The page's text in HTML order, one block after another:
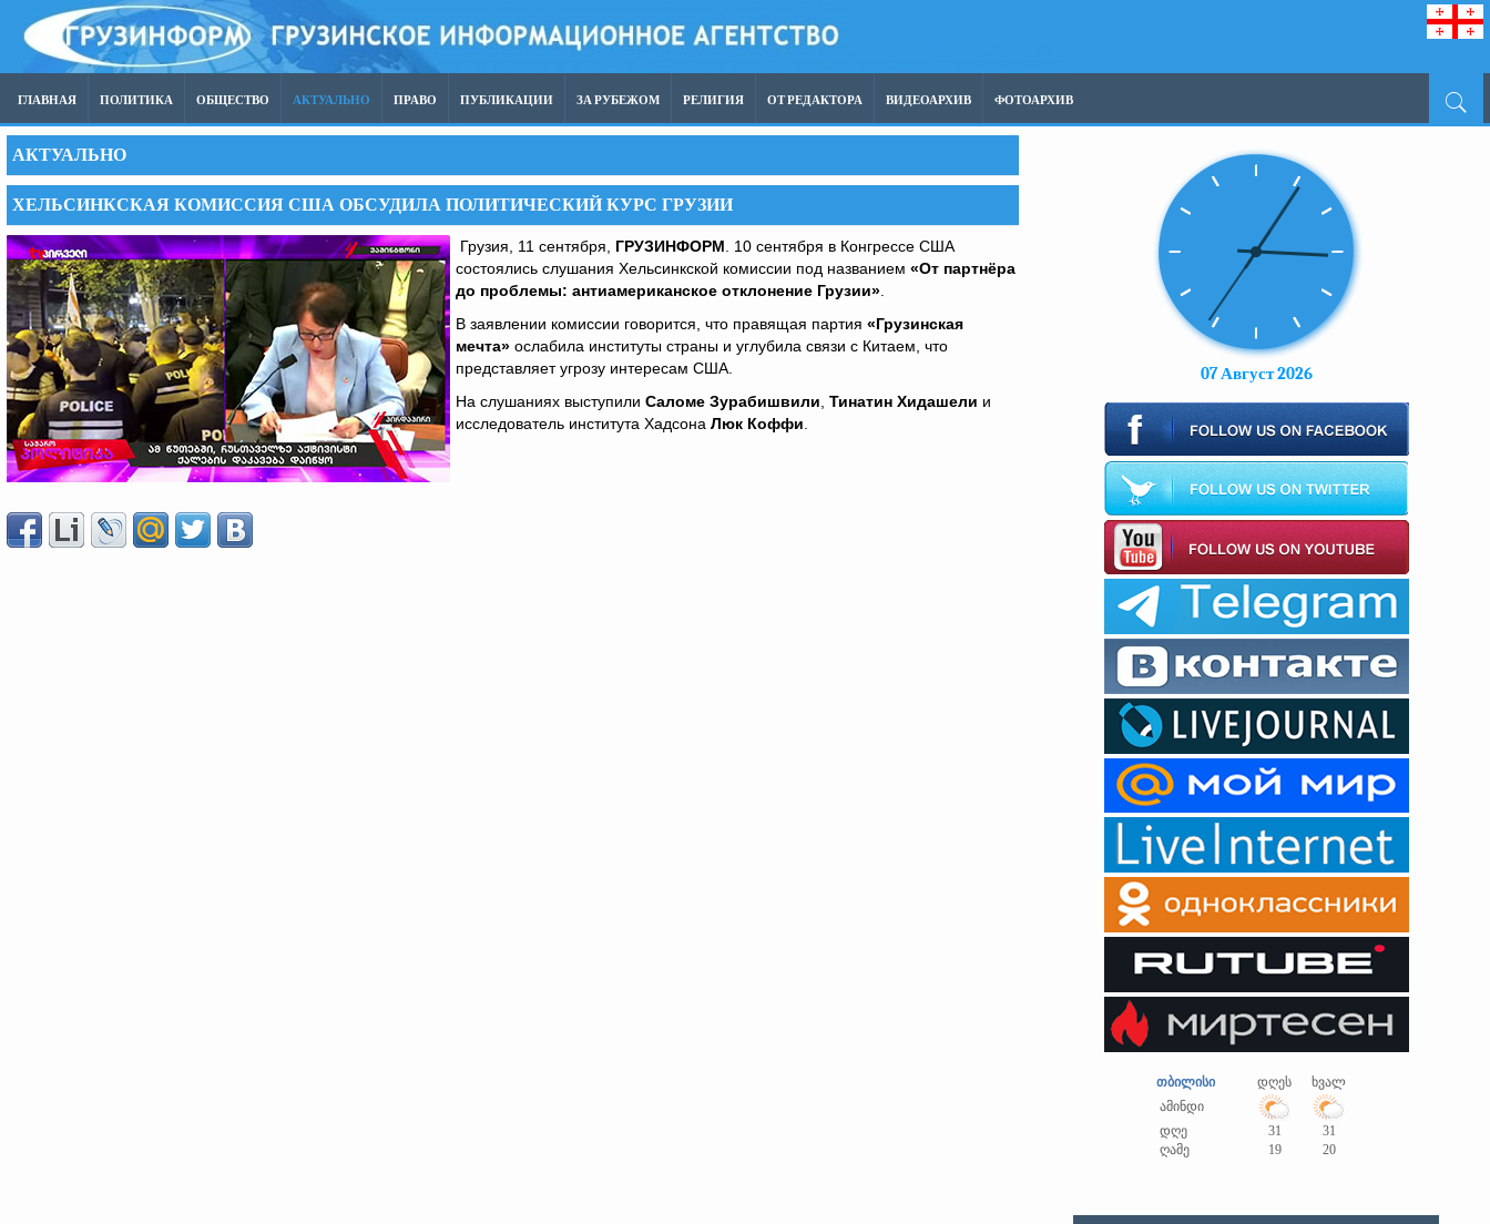
ГЛАВНАЯ ПОЛИТИКА ОБЩЕСТВО АКТУАЛЬНО ПРАВО ПУБЛИКАЦИИ ЗА РУБЕЖОМ РЕЛИГИЯ ОТ РЕДАКТОРА ВИДЕОАРХИВ ФОТОАРХИВ
АКТУАЛЬНО
ХЕЛЬСИНКСКАЯ КОМИССИЯ США ОБСУДИЛА ПОЛИТИЧЕСКИЙ КУРС ГРУЗИИ
Грузия, 11 сентября, ГРУЗИНФОРМ . 10 сентября в Конгрессе США
состоялись слушания Хельсинкской комиссии под названием «От партнёра
до проблемы: антиамериканское отклонение Грузии»
В заявлении комиссии говорится, что правящая партия «Грузинская
мечта» ослабила институты страны и углубила связи с Китаем, что
представляет угрозу интересам США.
На слушаниях выступили Саломе Зурабишвили Тинатин Хидашели и
исследователь института Хадсона Люк Коффи
07 Август 2026
თბილისი დღეს
ხვალ
ამინდი
დღე
31
31
ღამე
19 20